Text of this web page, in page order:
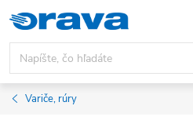
Prejsť na obsah
Variče, rúry